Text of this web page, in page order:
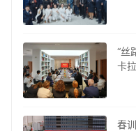
“丝
卡
春